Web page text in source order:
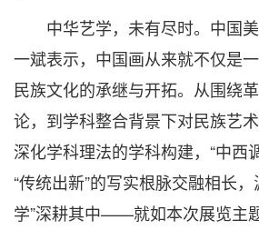
中华艺学，未有尽时。中国美
一斌表示，中国画从来就不仅是
民族文化的承继与开拓。从围绕
论，到学科整合背景下对民族艺
深化学科理法的学科构建，“中西
“传统出新”的写实根脉交融相长
学”深耕其中——就如本次展览主